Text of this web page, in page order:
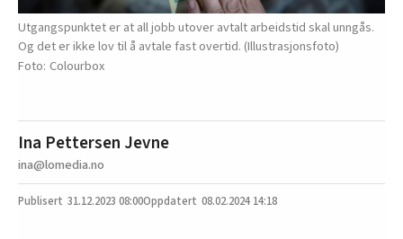
Utgangspunktet er at all jobb utover avtalt arbeidstid skal unngås.
Og det er ikke lov til å avtale fast overtid. (Illustrasjonsfoto)
Colourbox
Ina Pettersen Jevne
ina@lomedia.no
31.12.2023 08:00 08.02.2024 14:18